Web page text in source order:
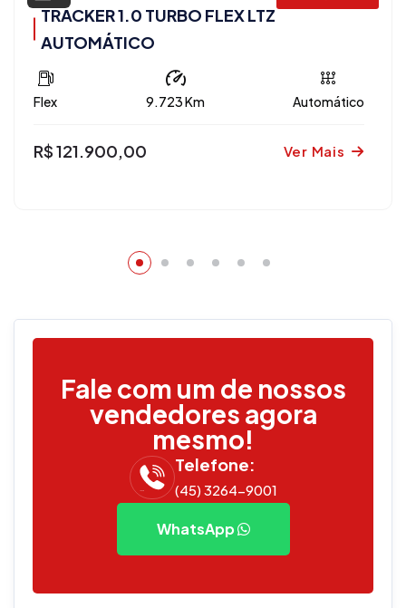
TRACKER 1.0 TURBO FLEX LTZ
AUTOMÁTICO
Flex 9.723 Km Automático
R$ 121.900,00 Ver Mais
Fale com um de nossos
vendedores agora
mesmo!
Telefone:
(45) 3264-9001
WhatsApp